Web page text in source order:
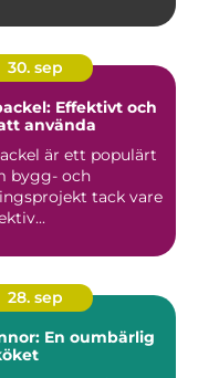
30. sep
Effektivt och
använda
är ett populärt
bygg- och
tack vare
28. sep
En oumbärlig